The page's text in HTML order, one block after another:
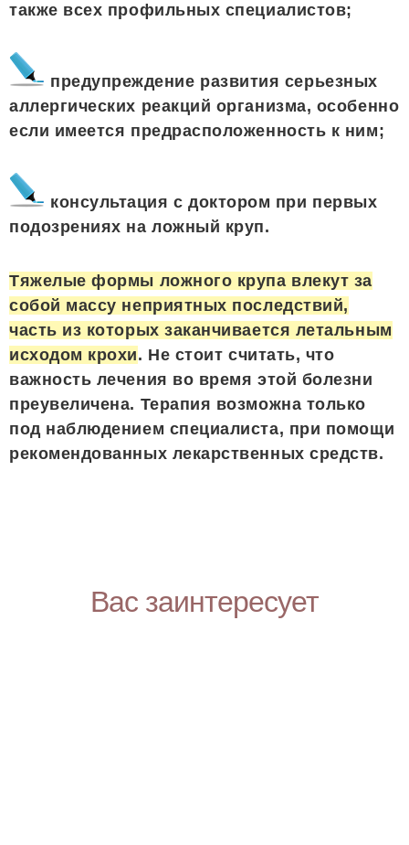
также всех профильных специалистов;
предупреждение развития серьезных
аллергических реакций организма, особенно
если имеется предрасположенность к ним;
консультация с доктором при первых
подозрениях на ложный круп.
Тяжелые формы ложного крупа влекут за
собой массу неприятных последствий,
часть из которых заканчивается летальным
исходом крохи. Не стоит считать, что
важность лечения во время этой болезни
преувеличена. Терапия возможна только
под наблюдением специалиста, при помощи
рекомендованных лекарственных средств.
Вас заинтересует